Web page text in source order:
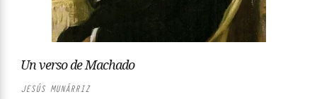
Un verso de Machado
JESÚS MUNÁRRIZ